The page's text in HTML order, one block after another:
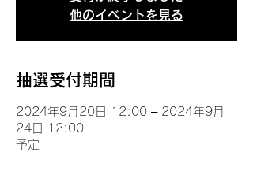
他のイベントを見る
抽選受付期間
2024年9月20日 12:00 – 2024年9月
24日 12:00
予定